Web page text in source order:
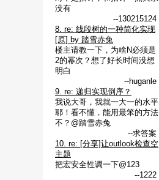
没有
--130215124
8. re: 线段树的一种简化实现
[原] by 踏雪赤兔
楼主请教一下，为啥N必须是
2的幂次？想了好长时间没想
明白
--huganle
9. re: 递归实现倒序？
我说大哥，我就一大一的水平
耶！看不懂，能用最笨的方法
不？@踏雪赤兔
--求答案
10. re: [分享]让outlook检查空
主题
把宏安全性调一下@123
--1222